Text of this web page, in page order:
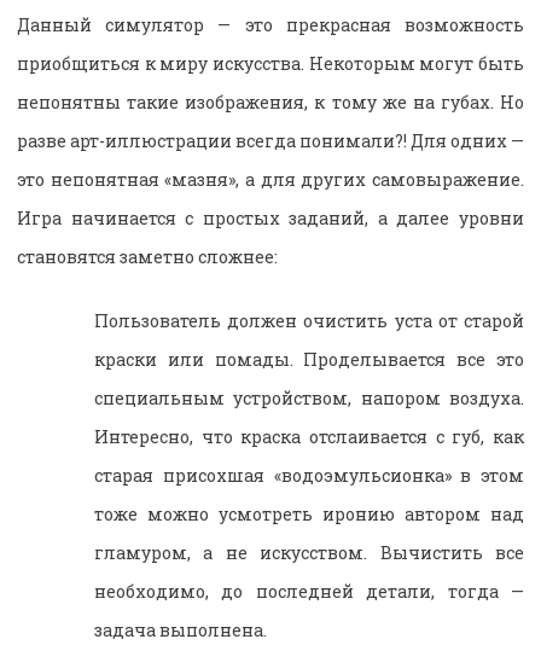
Данный симулятор — это прекрасная возможность
приобщиться к миру искусства. Некоторым могут быть
непонятны такие изображения, к тому же на губах. Но
разве арт-иллюстрации всегда понимали?! Для одних —
это непонятная «мазня», а для других самовыражение.
Игра начинается с простых заданий, а далее уровни
становятся заметно сложнее:
Пользователь должен очистить уста от старой
краски или помады. Проделывается все это
специальным устройством, напором воздуха.
Интересно, что краска отслаивается с губ, как
старая присохшая «водоэмульсионка» в этом
тоже можно усмотреть иронию автором над
гламуром, а не искусством. Вычистить все
необходимо, до последней детали, тогда —
задача выполнена.